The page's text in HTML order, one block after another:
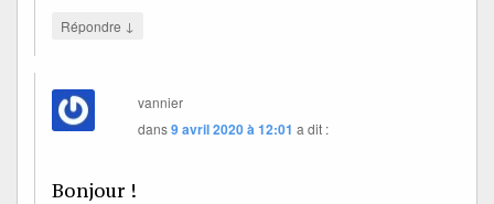
Répondre ↓
vannier
dans9 avril 2020 à 12:01 a dit :
Bonjour !